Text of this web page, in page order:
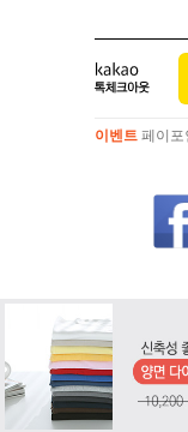
이벤트 페이포